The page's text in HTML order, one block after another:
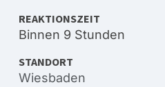
REAKTIONSZEIT
Binnen 9 Stunden
STANDORT
Wiesbaden